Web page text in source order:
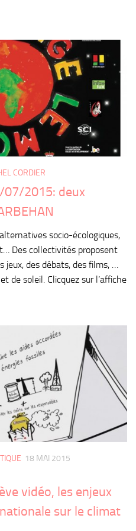
CORDIER
2015: deux
socio-écologiques,
Des collectivités proposent
des débats, des films, …
de soleil. Clicquez sur l’affiche
18 MAI 2015
vidéo, les enjeux
sur le climat